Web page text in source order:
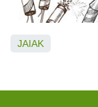
JAIAK